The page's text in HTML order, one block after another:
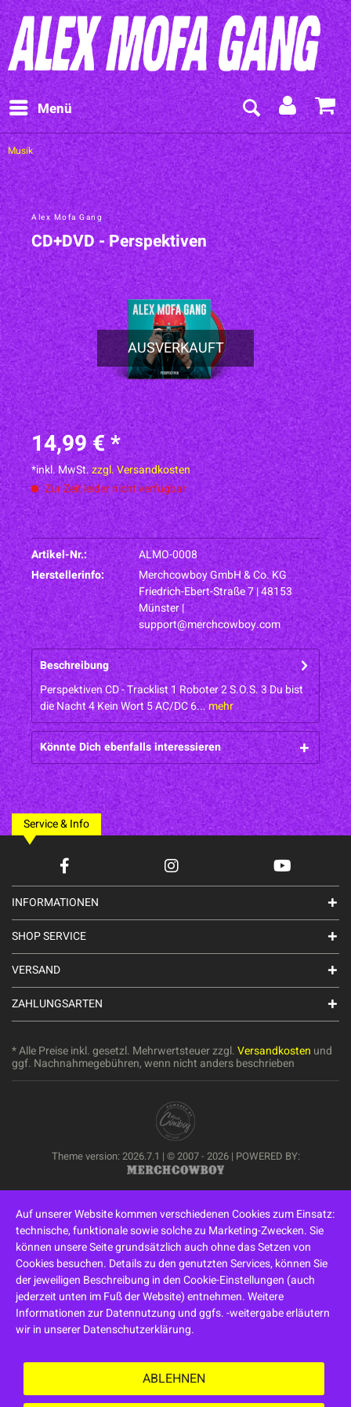
Menü
Musik
Alex Mofa Gang
CD+DVD - Perspektiven
AUSVERKAUFT
14,99 € *
*inkl. MwSt.zzgl. Versandkosten
Zur Zeit leider nicht verfügbar
Artikel-Nr.:
ALMO-0008
Herstellerinfo:
Merchcowboy GmbH & Co. KG
Friedrich-Ebert-Straße 7 | 48153
Münster |
support@merchcowboy.com
Beschreibung
Perspektiven CD - Tracklist 1 Roboter 2 S.O.S. 3 Du bist
die Nacht 4 Kein Wort 5 AC/DC 6...mehr
Könnte Dich ebenfalls interessieren
Service & Info
INFORMATIONEN
SHOP SERVICE
VERSAND
ZAHLUNGSARTEN
* Alle Preise inkl. gesetzl. Mehrwertsteuer zzgl.Versandkosten und
ggf. Nachnahmegebühren, wenn nicht anders beschrieben
Theme version: 2026.7.1 | © 2007 - 2026 | POWERED BY:
Auf unserer Website kommen verschiedenen Cookies zum Einsatz:
technische, funktionale sowie solche zu Marketing-Zwecken. Sie
können unsere Seite grundsätzlich auch ohne das Setzen von
Cookies besuchen. Details zu den genutzten Services, können Sie
der jeweiligen Beschreibung in den Cookie-Einstellungen (auch
jederzeit unten im Fuß der Website) entnehmen. Weitere
Informationen zur Datennutzung und ggfs. -weitergabe erläutern
wir in unserer Datenschutzerklärung.
ABLEHNEN